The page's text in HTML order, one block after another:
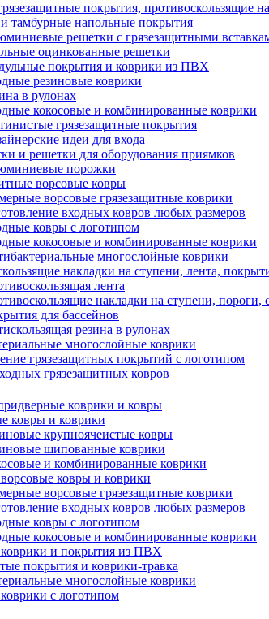
покрытия, противоскользящие
тамбурные напольные покрытия
решетки с грязезащитными
оцинкованные решетки
покрытия и коврики из ПВХ
резиновые коврики
в рулонах
кокосовые и комбинированные коврики
грязезащитные покрытия
идеи для входа
и решетки для оборудования приямков
порожки
ворсовые ковры
ворсовые грязезащитные коврики
входных ковров любых размеров
ковры с логотипом
кокосовые и комбинированные коврики
многослойные коврики
накладки на ступени, лента,
лента
накладки на ступени, пороги,
для бассейнов
резина в рулонах
многослойные коврики
грязезащитных покрытий с логотипом
грязезащитных ковров
коврики и ковры
ковры и коврики
крупноячеистые ковры
шипованные коврики
и комбинированные коврики
ковры и коврики
ворсовые грязезащитные коврики
входных ковров любых размеров
ковры с логотипом
кокосовые и комбинированные коврики
и покрытия из ПВХ
покрытия и коврики-травка
многослойные коврики
с логотипом